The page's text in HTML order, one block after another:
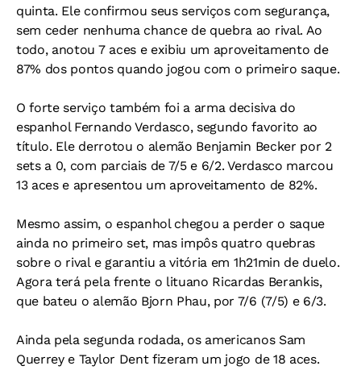
quinta. Ele confirmou seus serviços com segurança,
sem ceder nenhuma chance de quebra ao rival. Ao
todo, anotou 7 aces e exibiu um aproveitamento de
87% dos pontos quando jogou com o primeiro saque.
O forte serviço também foi a arma decisiva do
espanhol Fernando Verdasco, segundo favorito ao
título. Ele derrotou o alemão Benjamin Becker por 2
sets a 0, com parciais de 7/5 e 6/2. Verdasco marcou
13 aces e apresentou um aproveitamento de 82%.
Mesmo assim, o espanhol chegou a perder o saque
ainda no primeiro set, mas impôs quatro quebras
sobre o rival e garantiu a vitória em 1h21min de duelo.
Agora terá pela frente o lituano Ricardas Berankis,
que bateu o alemão Bjorn Phau, por 7/6 (7/5) e 6/3.
Ainda pela segunda rodada, os americanos Sam
Querrey e Taylor Dent fizeram um jogo de 18 aces.